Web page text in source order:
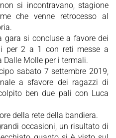
si incontravano, stagione
che venne retrocesso al
gara si concluse a favore dei
per 2 a 1 con reti messe a
Dalle Molle per i termali.
sabato 7 settembre 2019,
a sfavore dei ragazzi di
ben due pali con Luca
della rete della bandiera.
occasioni, un risultato di